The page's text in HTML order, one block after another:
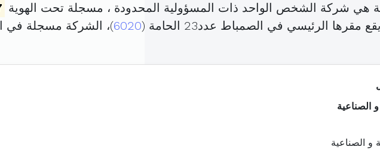
هي شركة الشخص الواحد ذات المسؤولية المحدودة ، مسجلة تحت الهوية
مقرها الرئيسي في الصمباط عدد23 الحامة ( 6020)، الشركة مسجلة في
الصناعية
و الصناعية